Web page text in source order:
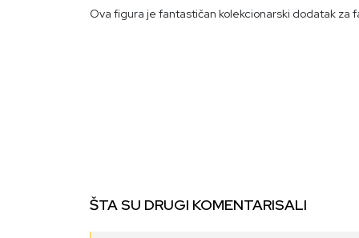
Ova figura je fantastičan kolekcionarski dodatak za
ŠTA SU DRUGI KOMENTARISALI